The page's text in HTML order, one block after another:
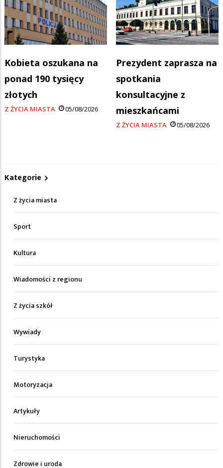
Kobieta oszukana na
ponad 190 tysięcy
złotych
Z ŻYCIA MIASTA 05/08/2026
Prezydent zaprasza na
spotkania
konsultacyjne z
mieszkańcami
Z ŻYCIA MIASTA 05/08/2026
Kategorie
Z życia miasta
Sport
Kultura
Wiadomości z regionu
Z życia szkół
Wywiady
Turystyka
Motoryzacja
Artykuły
Nieruchomości
Zdrowie i uroda